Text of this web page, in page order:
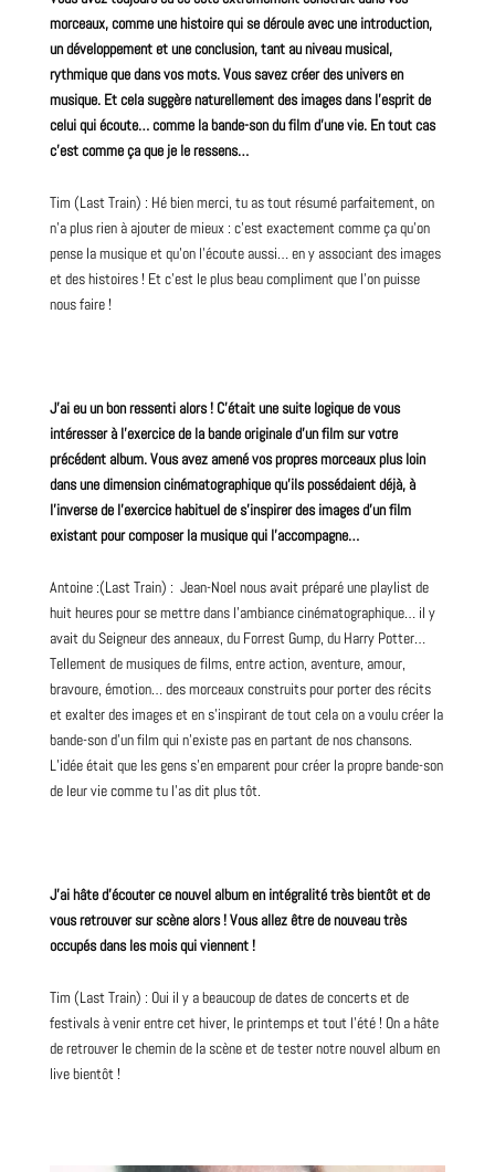
morceaux, comme une histoire qui se déroule avec une introduction,
un développement et une conclusion, tant au niveau musical,
rythmique que dans vos mots. Vous savez créer des univers en
musique. Et cela suggère naturellement des images dans l’esprit de
celui qui écoute… comme labande-sondufilmd’une vie. En tout cas
c’est comme ça que je le ressens…
Tim (Last Train) : Hé bien merci, tu as tout résumé parfaitement, on
n’a plus rien à ajouter de mieux : c’est exactement comme ça qu’on
pense la musique et qu’on l’écoute aussi… en y associant des images
et des histoires ! Et c’est le plus beau compliment que l’on puisse
nous faire !
J’ai eu un bon ressenti alors ! C’était une suite logique de vous
intéresser à l’exercice de la bande originale d’un film sur votre
précédent album. Vous avez amené vos propres morceaux plus loin
dans une dimension cinématographique qu’ils possédaient déjà, à
l’inverse de l’exercice habituel de s’inspirer des images d’un film
existant pour composer la musique qui l’accompagne…
Antoine :(Last Train) : Jean-Noel nous avait préparé une playlist de
huit heures pour se mettre dans l’ambiance cinématographique… il y
avait du Seigneur des anneaux, du Forrest Gump, du Harry Potter…
Tellement de musiques defilms, entre action, aventure, amour,
bravoure, émotion… des morceaux construits pour porter des récits
et exalter des images et en s’inspirant de tout cela on a voulu créer la
bande-son d’un film qui n’existe pas en partant de nos chansons.
L’idée était que les gens s’en emparent pour créer la propre bande-son
de leur vie comme tu l’as dit plus tôt.
J’ai hâte d’écouter ce nouvel album en intégralité très bientôt et de
vous retrouver sur scène alors ! Vous allez être denouveautrès
occupés dans les mois qui viennent !
Tim (Last Train) : Oui il y a beaucoup de dates deconcertset de
festivals à venir entre cethiver, le printemps et tout l’été ! On a hâte
de retrouver le chemin de la scène et de tester notre nouvel album en
live bientôt !